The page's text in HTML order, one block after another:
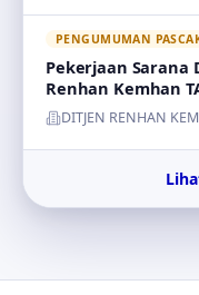
PENGUMUMAN
Pekerjaan Sarana
Renhan Kemhan
DITJEN RENHAN